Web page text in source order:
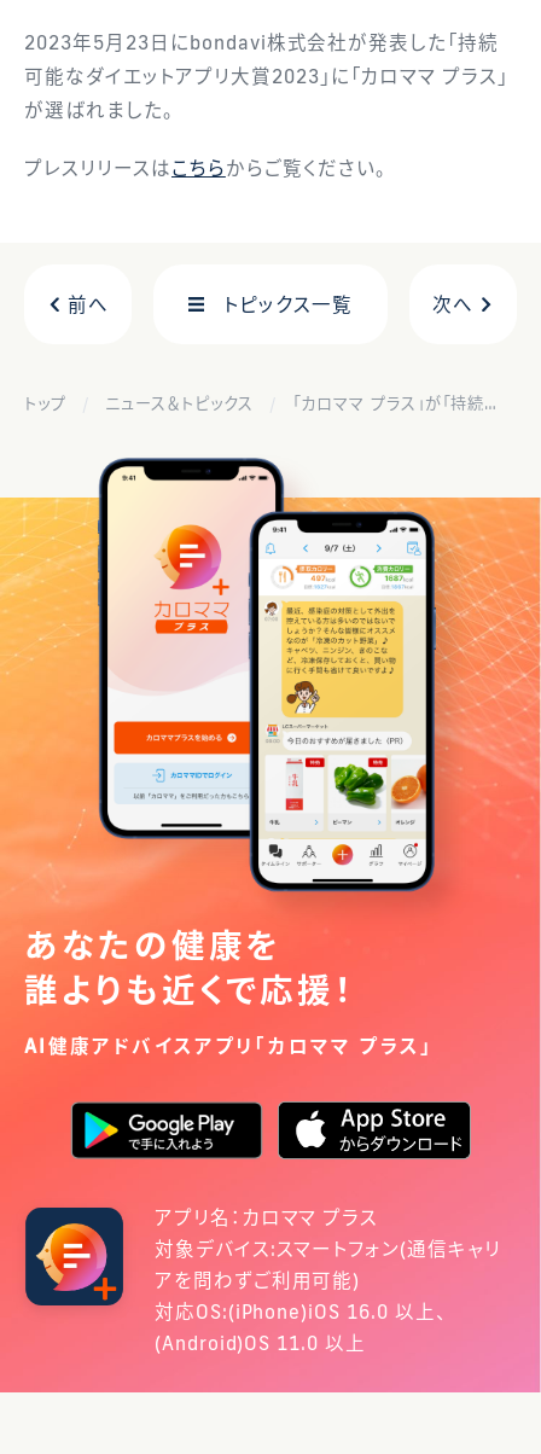
2023年5月23日にbondavi株式会社が発表した「持続
可能なダイエットアプリ大賞2023」に「カロママ プラス」
が選ばれました。
プレスリリースはこちらからご覧ください。
前へ トピックス一覧 次へ
トップ ニュース＆トピックス 「カロママ プラス」が「持続可能なダイエットアプリ大賞2023」の食事部門に選ばれました
あなたの健康を
誰よりも近くで応援！
AI健康アドバイスアプリ「カロママ プラス」
アプリ名：カロママ プラス
対象デバイス:スマートフォン(通信キャリ
アを問わずご利用可能)
対応OS:(iPhone)iOS 16.0 以上、
(Android)OS 11.0 以上